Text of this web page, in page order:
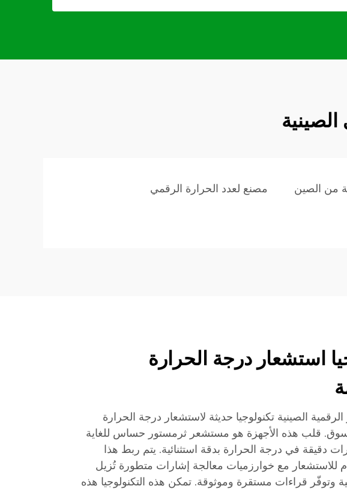
من الصين مصنع لعدد الحرارة الرقمي
استشعار درجة الحرارة
الرقمية الصينية تكنولوجيا حديثة لاستشعار درجة الحرارة
قلب هذه الأجهزة هو مستشعر ثرمستور حساس للغاية
دقيقة في درجة الحرارة بدقة استثنائية. يتم ربط هذا
للاستشعار مع خوارزميات معالجة إشارات متطورة تُزيل
وتوفّر قراءات مستقرة وموثوقة. تمكن هذه التكنولوجيا هذه